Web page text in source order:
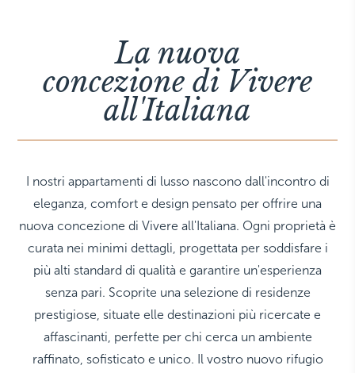
Villa La FavoritaLa nuova
concezione di Vivere
all'Italiana
I nostri appartamenti di lusso nascono dall'incontro di
eleganza, comfort e design pensato per offrire una
nuova concezione di Vivere all'Italiana. Ogni proprietà è
curata nei minimi dettagli, progettata per soddisfare i
più alti standard di qualità e garantire un'esperienza
senza pari. Scoprite una selezione di residenze
prestigiose, situate elle destinazioni più ricercate e
affascinanti, perfette per chi cerca un ambiente
raffinato, sofisticato e unico. Il vostro nuovo rifugio